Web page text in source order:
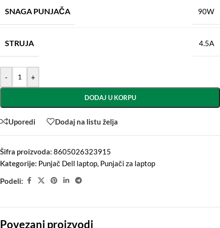
SNAGA PUNJAČA 90W
STRUJA 4.5A
- +
DODAJ U KORPU
Uporedi Dodaj na listu želja
Šifra proizvoda: 8605026323915
Kategorije: Punjač Dell laptop, Punjači za laptop
Podeli:
Povezani proizvodi